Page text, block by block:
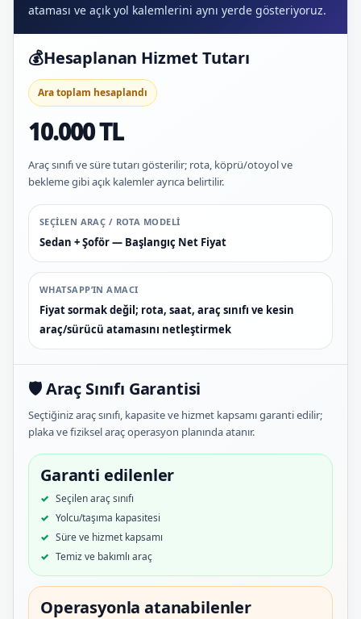
ataması ve açık yol kalemlerini aynı yerde gösteriyoruz.
💰Hesaplanan Hizmet Tutarı
Ara toplam hesaplandı
10.000 TL
Araç sınıfı ve süre tutarı gösterilir; rota, köprü/otoyol ve
bekleme gibi açık kalemler ayrıca belirtilir.
SEÇILEN ARAÇ / ROTA MODELI
Sedan + Şoför — Başlangıç Net Fiyat
WHATSAPP’IN AMACI
Fiyat sormak değil; rota, saat, araç sınıfı ve kesin
araç/sürücü atamasını netleştirmek
🛡️ Araç Sınıfı Garantisi
Seçtiğiniz araç sınıfı, kapasite ve hizmet kapsamı garanti edilir;
plaka ve fiziksel araç operasyon planında atanır.
Garanti edilenler
Seçilen araç sınıfı
Yolcu/taşıma kapasitesi
Süre ve hizmet kapsamı
Temiz ve bakımlı araç
Operasyonla atanabilenler